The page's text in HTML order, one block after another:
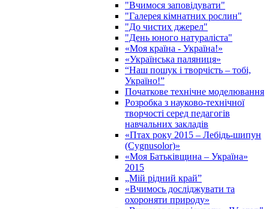
"Вчимося заповідувати"
"Галерея кімнатних рослин"
"До чистих джерел"
"День юного натураліста"
«Моя країна - Україна!»
«Українська паляниця»
“Наш пошук і творчість – тобі,
Україно!”
Початкове технічне моделювання
Розробка з науково-технічної
творчості серед педагогів
навчальних закладів
«Птах року 2015 – Лебідь-шипун
(Cygnusolor)»
«Моя Батьківщина – Україна»
2015
„Мій рідний край”
«Вчимось досліджувати та
охороняти природу»